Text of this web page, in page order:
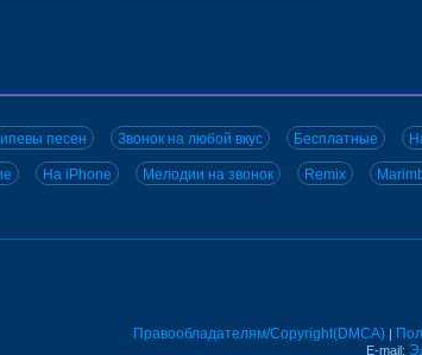
песен Звонок на любой вкус Бесплатные
На iPhone Мелодии на звонок Remix
Правообладателям/Copyright(DMCA) |
E-mail: